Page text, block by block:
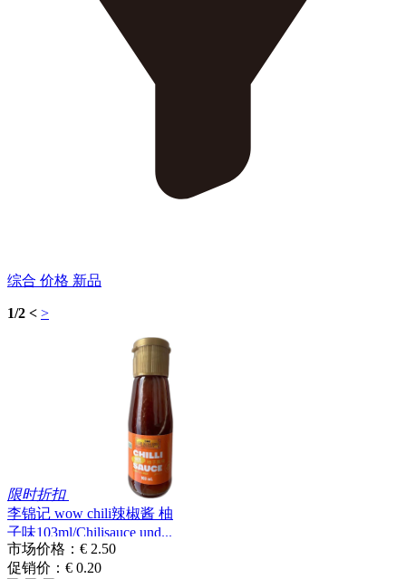
综合 价格 新品
1/2 < >
限时折扣
李锦记 wow chili辣椒酱 柚
子味103ml/Chilisauce und...
市场价格： € 2.50
促销价： € 0.20